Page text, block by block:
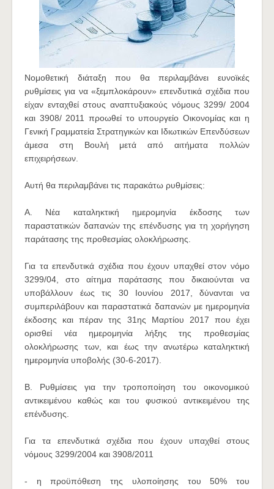
Νομοθετική διάταξη που θα περιλαμβάνει ευνοϊκές
ρυθμίσεις για να «ξεμπλοκάρουν» επενδυτικά σχέδια που
είχαν ενταχθεί στους αναπτυξιακούς νόμους 3299/ 2004
και 3908/ 2011 προωθεί το υπουργείο Οικονομίας και η
Γενική Γραμματεία Στρατηγικών και Ιδιωτικών Επενδύσεων
άμεσα στη Βουλή μετά από αιτήματα πολλών
επιχειρήσεων.
Αυτή θα περιλαμβάνει τις παρακάτω ρυθμίσεις:
Α. Νέα καταληκτική ημερομηνία έκδοσης των
παραστατικών δαπανών της επένδυσης για τη χορήγηση
παράτασης της προθεσμίας ολοκλήρωσης.
Για τα επενδυτικά σχέδια που έχουν υπαχθεί στον νόμο
3299/04, στο αίτημα παράτασης που δικαιούνται να
υποβάλλουν έως τις 30 Ιουνίου 2017, δύνανται να
συμπεριλάβουν και παραστατικά δαπανών με ημερομηνία
έκδοσης και πέραν της 31ης Μαρτίου 2017 που έχει
ορισθεί νέα ημερομηνία λήξης της προθεσμίας
ολοκλήρωσης των, και έως την ανωτέρω καταληκτική
ημερομηνία υποβολής (30-6-2017).
Β. Ρυθμίσεις για την τροποποίηση του οικονομικού
αντικειμένου καθώς και του φυσικού αντικειμένου της
επένδυσης.
Για τα επενδυτικά σχέδια που έχουν υπαχθεί στους
νόμους 3299/2004 και 3908/2011
- η προϋπόθεση της υλοποίησης του 50% του